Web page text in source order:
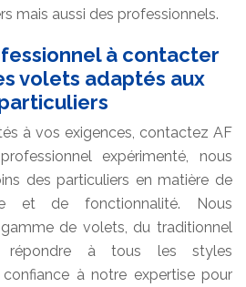
mais aussi des professionnels.
à contacter
volets adaptés aux
à vos exigences, contactez AF
expérimenté, nous
des particuliers en matière de
et de fonctionnalité. Nous
de volets, du traditionnel
répondre à tous les styles
confiance à notre expertise pour